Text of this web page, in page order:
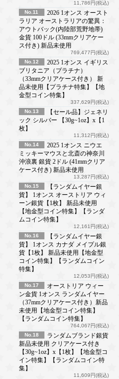
11,786円(税込)
No.11
2026 1オンス オースト
ラリア オーストラリアの驚異：
アウトバック(内陸部荒野地帯)
金貨 100ドル (33mmクリアケー
ス付き) 新品未使用
769,477円(税込)
No.12
2025 1オンス イギリス
ブリタニア（プラチナ）
（33mmクリアケース付き） 新
品未使用【プラチナ特集】【地
金型コイン特集】
337,629円(税込)
No.13
【セール品】ジェネリ
ック シルバー 【30g~1oz】x【1
枚】
11,312円(税込)
No.14
2025 1オンス ニウエ
ミッキーマウスと北斎の神奈川
沖浪裏 銀貨 2ドル (41mmクリア
ケース付き) 新品未使用
13,287円(税込)
No.15
【ランダムイヤー銀
貨】 1オンス オーストリア ウィ
ーン銀貨【1枚】 新品未使用
【地金型コイン特集】【ランダ
ムコイン特集】
12,161円(税込)
No.16
【ランダムイヤー銀
貨】 1オンス カナダ メイプル銀
貨【1枚】 新品未使用【地金型
コイン特集】【ランダムコイン
特集】
12,053円(税込)
No.17
オーストリア ウィー
ン金貨 1オンス ランダムイヤー
（37mmクリアケース付き）新品
未使用【地金型コイン特集】
【ランダムコイン特集】
764,067円(税込)
No.18
ランダムブランド銀貨
新品未使用 クリアケース付き
【30g~1oz】x【1枚】【地金型コ
イン特集】【ランダムコイン特
集】
11,609円(税込)